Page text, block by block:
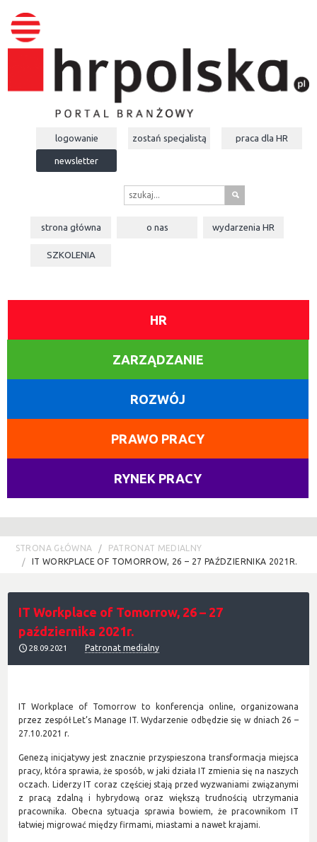
logowanie zostań specjalistą praca dla HR
newsletter
s
strona główna o nas wydarzeniaHR
SZKOLENIA
HR
ZARZĄDZANIE
ROZWÓJ
PRAWO PRACY
RYNEK PRACY
STRONA GŁÓWNA
PATRONAT MEDIALNY
IT WORKPLACE OF TOMORROW, 26 – 27 PAŹDZIERNIKA 2021R.
IT Workplace of Tomorrow, 26 – 27
października 2021r.
28.09.2021 Patronat medialny
IT Workplace of Tomorrow to konferencja online, organizowana
przez zespół Let’s Manage IT. Wydarzenie odbędzie się w dniach 26 –
27.10.2021 r.
Genezą inicjatywy jest znacznie przyspieszona transformacja miejsca
pracy, która sprawia, że sposób, w jaki działa IT zmienia się na naszych
oczach. Liderzy IT coraz częściej stają przed wyzwaniami związanymi
z pracą zdalną i hybrydową oraz większą trudnością utrzymania
pracownika. Obecna sytuacja sprawia bowiem, że pracownikom IT
łatwiej migrować między firmami, miastami a nawet krajami.